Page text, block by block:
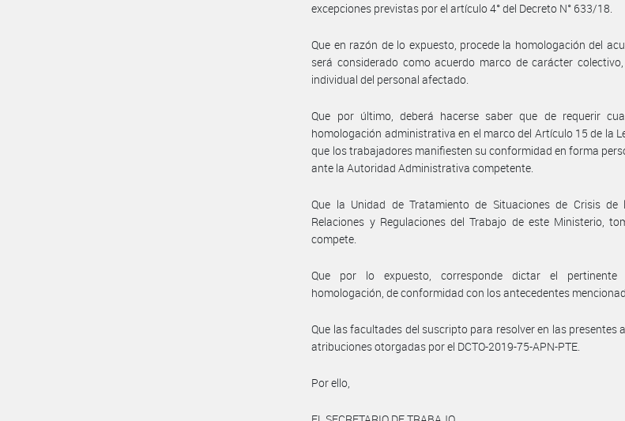
excepciones previstas por el artículo 4° del Decreto N° 633/18.
Que en razón de lo expuesto, procede la homologación del
será considerado como acuerdo marco de carácter
individual del personal afectado.
Que por último, deberá hacerse saber que de requerir
homologación administrativa en el marco del Artículo 15 de la
que los trabajadores manifiesten su conformidad en forma
ante la Autoridad Administrativa competente.
Que la Unidad de Tratamiento de Situaciones de Crisis de
Relaciones y Regulaciones del Trabajo de este Ministerio,
compete.
Que por lo expuesto, corresponde dictar el pertinente
homologación, de conformidad con los antecedentes
Que las facultades del suscripto para resolver en las presentes
atribuciones otorgadas por el DCTO-2019-75-APN-PTE.
Por ello,